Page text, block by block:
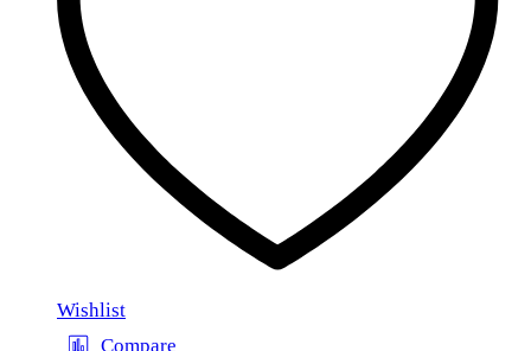
Wishlist
Compare